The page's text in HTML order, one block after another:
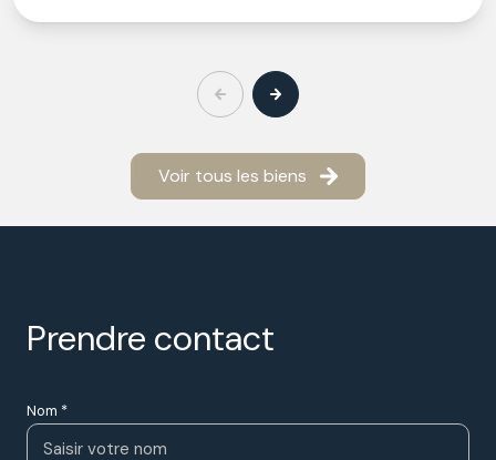
Voir tous les biens
prendre contact
Nom *